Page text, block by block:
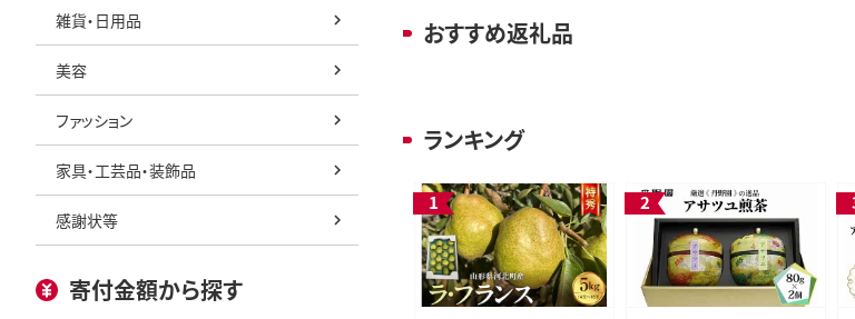
雑貨・日用品
美容
ファッション
家具・工芸品・装飾品
感謝状等
寄付金額から探す
おすすめ返礼品
ランキング